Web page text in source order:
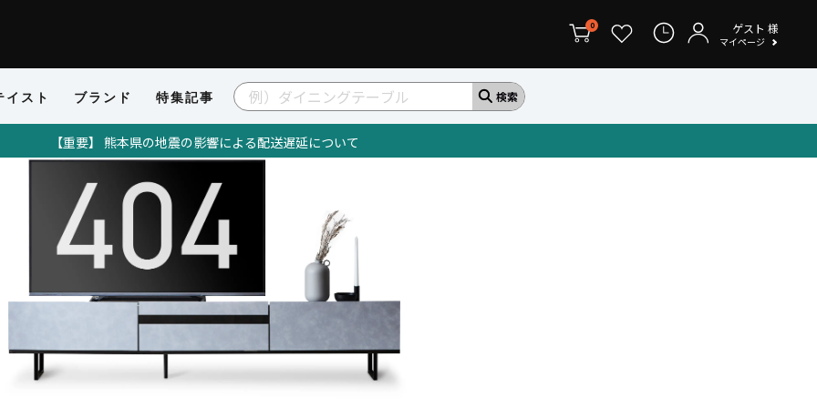
イスト ブランド 特集記事
0 ゲスト 様
マイページ
【重要】 熊本県の地震の影響による配送遅延について